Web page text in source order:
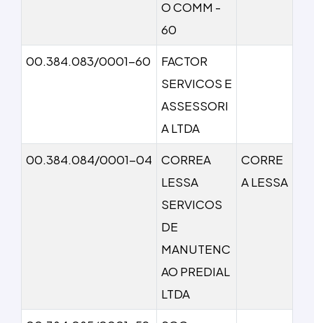
O COMM -
60
00.384.083/0001-60
FACTOR
SERVICOS E
ASSESSORI
A LTDA
00.384.084/0001-04
CORREA
LESSA
SERVICOS
DE
MANUTENC
AO PREDIAL
LTDA
CORRE
A LESSA